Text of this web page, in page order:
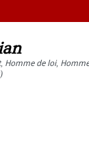
, Homme de loi,